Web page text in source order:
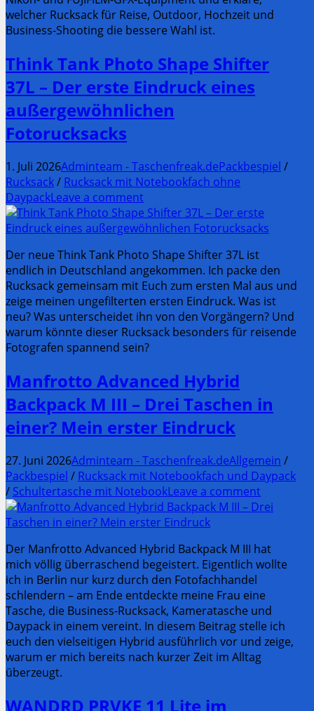
welcher Rucksack für Reise, Outdoor, Hochzeit und
Business-Shooting die bessere Wahl ist.
Think Tank Photo Shape Shifter
37L – Der erste Eindruck eines
außergewöhnlichen
Fotorucksacks
1. Juli 2026Adminteam - Taschenfreak.dePackbespiel /
Rucksack/ Rucksack mit Notebookfach ohne
DaypackLeave a comment
Der neue Think Tank Photo Shape Shifter 37L ist
endlich in Deutschland angekommen. Ich packe den
Rucksack gemeinsam mit Euch zum ersten Mal aus und
zeige meinen ungefilterten ersten Eindruck. Was ist
neu? Was unterscheidet ihn von den Vorgängern? Und
warum könnte dieser Rucksack besonders für reisende
Fotografen spannend sein?
Manfrotto Advanced Hybrid
Backpack M III – Drei Taschen in
einer? Mein erster Eindruck
27. Juni 2026Adminteam - Taschenfreak.deAllgemein /
Packbespiel / Rucksack mit Notebookfach und Daypack
/ Schultertasche mit NotebookLeave a comment
Der Manfrotto Advanced Hybrid Backpack M III hat
mich völlig überraschend begeistert. Eigentlich wollte
ich in Berlin nur kurz durch den Fotofachhandel
schlendern – am Ende entdeckte meine Frau eine
Tasche, die Business-Rucksack, Kameratasche und
Daypack in einem vereint. In diesem Beitrag stelle ich
euch den vielseitigen Hybrid ausführlich vor und zeige,
warum er mich bereits nach kurzer Zeit im Alltag
überzeugt.
WANDRD PRVKE 11 Lite im